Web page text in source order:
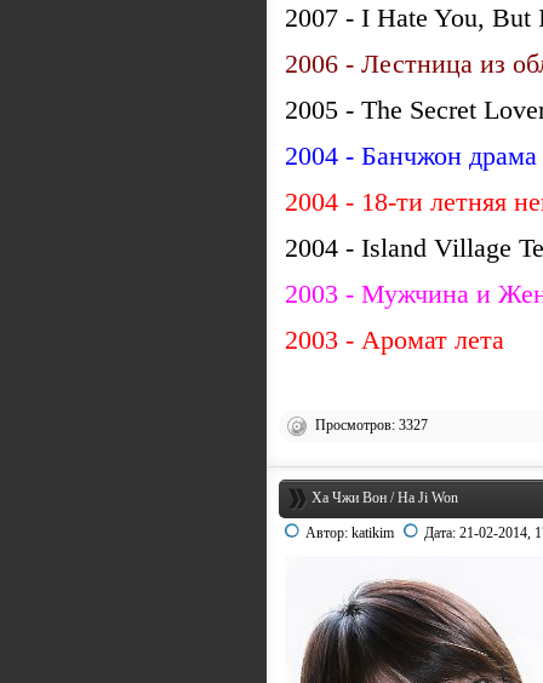
2007 - I Hate You,
2006 - Лестница из
2005 - The Secret
2004 - Банчжон драма
2004 - 18-ти летняя
2004 - Island Village
2003 - Мужчина и
2003 - Аромат лета
Просмотров: 3327
Ха Чжи Вон / Ha Ji Won
Автор: katikim Дата: 21-02-2014,